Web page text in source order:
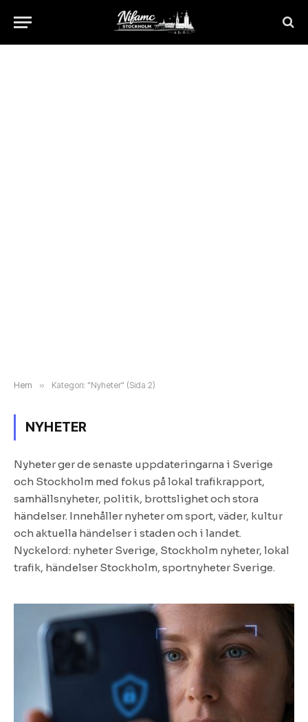
Hem » Kategori: "Nyheter" (Sida 2)
NYHETER
Nyheter ger de senaste uppdateringarna i Sverige
och Stockholm med fokus på lokal trafikrapport,
samhällsnyheter, politik, brottslighet och stora
händelser. Innehåller nyheter om sport, väder, kultur
och aktuella händelser i staden och i landet.
Nyckelord: nyheter Sverige, Stockholm nyheter, lokal
trafik, händelser Stockholm, sportnyheter Sverige.